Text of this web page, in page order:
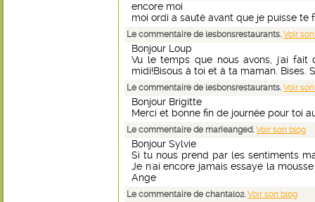
encore moi
moi ordi a sauté avant que je puisse te
Le commentaire de lesbonsrestaurants. Voir
Bonjour Loup
Vu le temps que nous avons, j'ai
midi!Bisous à toi et à ta maman. Bises.
Le commentaire de lesbonsrestaurants. Voir
Bonjour Brigitte
Merci et bonne fin de journée pour toi
Le commentaire de marieanged. Voir son blog
Bonjour Sylvie
Si tu nous prend par les sentiments
Je n'ai encore jamais essayé la
Ange
Le commentaire de chantal02. Voir son blog